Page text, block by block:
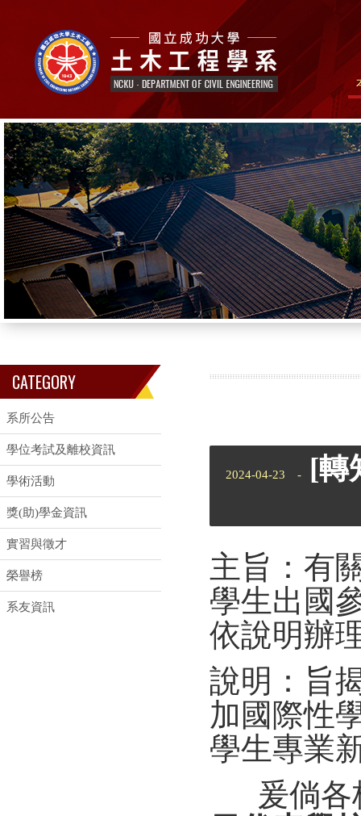
CATEGORY
系所公告
學位考試及離校資訊
學術活動
獎(助)學金資訊
實習與徵才
榮譽榜
系友資訊
2024-04-23 - [轉
主旨：有
學生出國
依說明辦
說明：旨
加國際性
學生專業
爰倘各